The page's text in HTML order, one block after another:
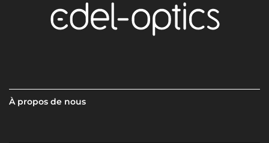
À propos de nous